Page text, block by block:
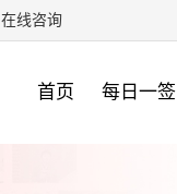
在线咨询
首页 每日一签